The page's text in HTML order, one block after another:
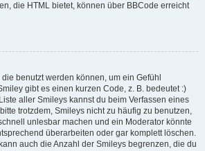
die HTML bietet, können über BBCode erreicht
benutzt werden können, um ein Gefühl
gibt es einen kurzen Code, z. B. bedeutet :)
aller Smileys kannst du beim Verfassen eines
trotzdem, Smileys nicht zu häufig zu benutzen,
unlesbar machen und ein Moderator könnte
überarbeiten oder gar komplett löschen.
auch die Anzahl der Smileys begrenzen, die du